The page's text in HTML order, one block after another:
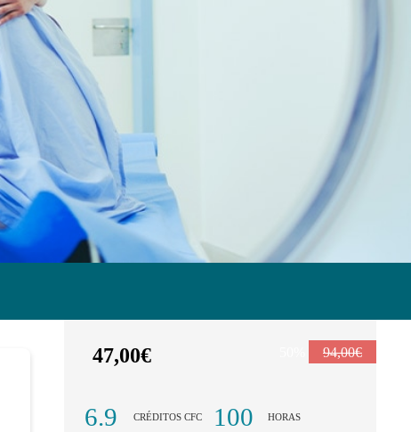
47,00€ 94,00€
6.9 CRÉDITOS CFC 100 HORAS